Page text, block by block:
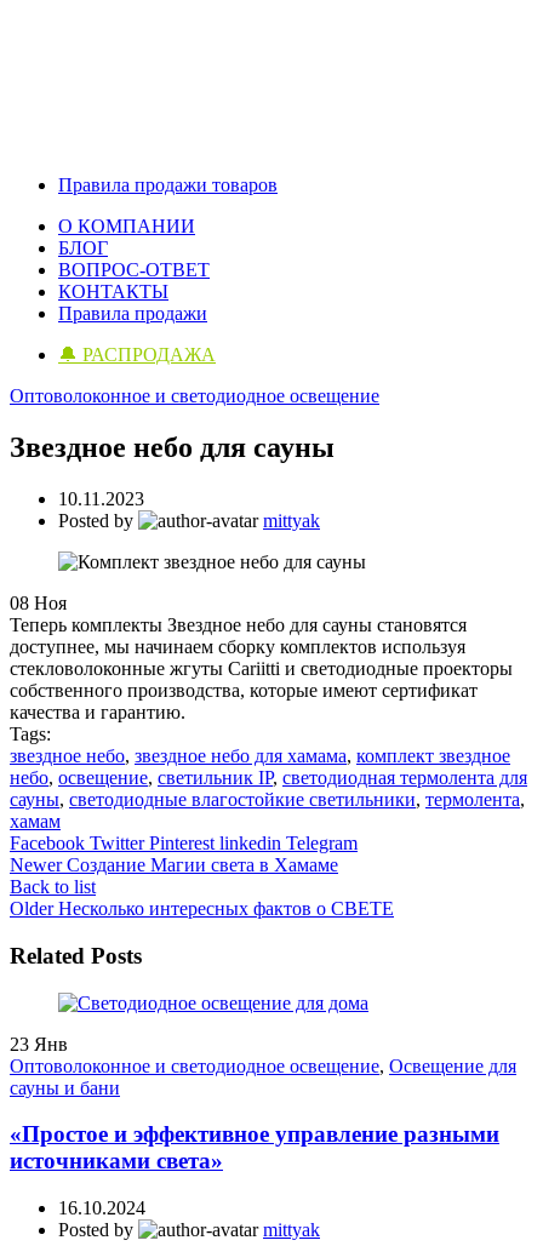
Правила продажи товаров
О КОМПАНИИ
БЛОГ
ВОПРОС-ОТВЕТ
КОНТАКТЫ
Правила продажи
🔔 РАСПРОДАЖА
Оптоволоконное и светодиодное освещение
Звездное небо для сауны
10.11.2023
Posted by
mittyak
08 Ноя
Теперь комплекты Звездное небо для сауны становятся
доступнее, мы начинаем сборку комплектов используя
стекловолоконные жгуты Cariitti и светодиодные проекторы
собственного производства, которые имеют сертификат
качества и гарантию.
Tags:
звездное небо, звездное небо для хамама, комплект звездное
небо, освещение, светильник IP, светодиодная термолента для
сауны, светодиодные влагостойкие светильники, термолента,
хамам
Facebook Twitter Pinterest linkedin Telegram
Newer Создание Магии света в Хамаме
Back to list
Older Несколько интересных фактов о СВЕТЕ
Related Posts
23 Янв
Оптоволоконное и светодиодное освещение, Освещение для
сауны и бани
«Простое и эффективное управление разными
источниками света»
16.10.2024
Posted by
mittyak